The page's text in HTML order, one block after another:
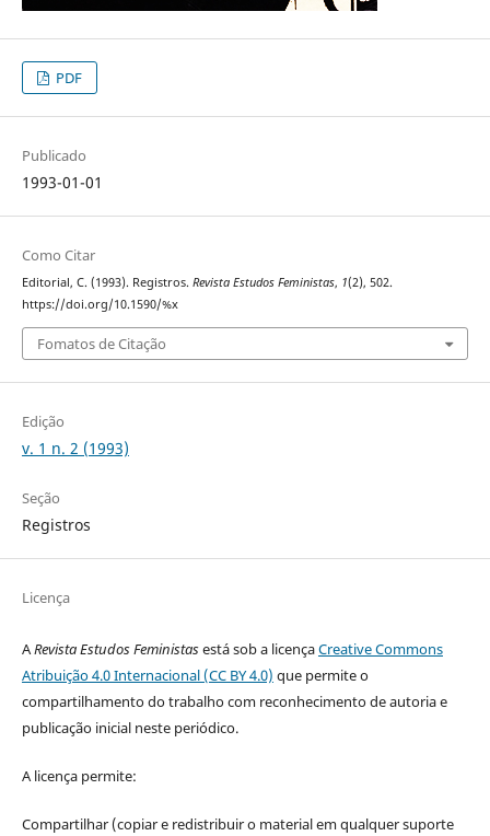
PDF
Publicado
1993-01-01
Como Citar
Editorial, C. (1993). Registros. Revista Estudos Feministas, 1(2), 502.
https://doi.org/10.1590/%x
Fomatos de Citação
Edição
v. 1 n. 2 (1993)
Seção
Registros
Licença
ARevista Estudos Feministasestá sob a licençaCreative Commons
Atribuição 4.0 Internacional (CC BY 4.0) que permite o
compartilhamento do trabalho com reconhecimento de autoria e
publicação inicial neste periódico.
A licença permite:
Compartilhar (copiar e redistribuir o material em qualquer suporte